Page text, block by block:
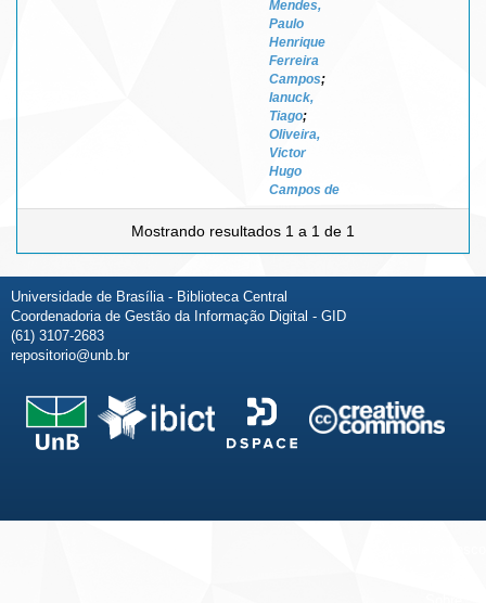
Mendes,
Paulo
Henrique
Ferreira
Campos;
Ianuck,
Tiago;
Oliveira,
Victor
Hugo
Campos de
Mostrando resultados 1 a 1 de 1
Universidade de Brasília - Biblioteca Central
Coordenadoria de Gestão da Informação Digital - GID
(61) 3107-2683
repositorio@unb.br